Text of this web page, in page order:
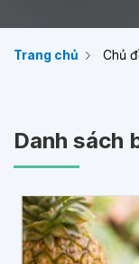
Trang chủ Chủ
Danh sách